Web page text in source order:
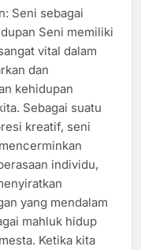
Seni sebagai
Seni memiliki
vital dalam
dan
kehidupan
Sebagai suatu
kreatif, seni
individu,
yang mendalam
mahluk hidup
Ketika kita